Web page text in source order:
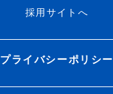
採用サイトへ
プライバシーポリシー